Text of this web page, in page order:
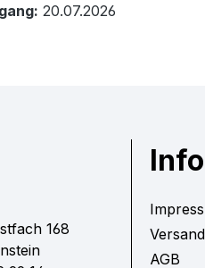
20.07.2026
168
AGB